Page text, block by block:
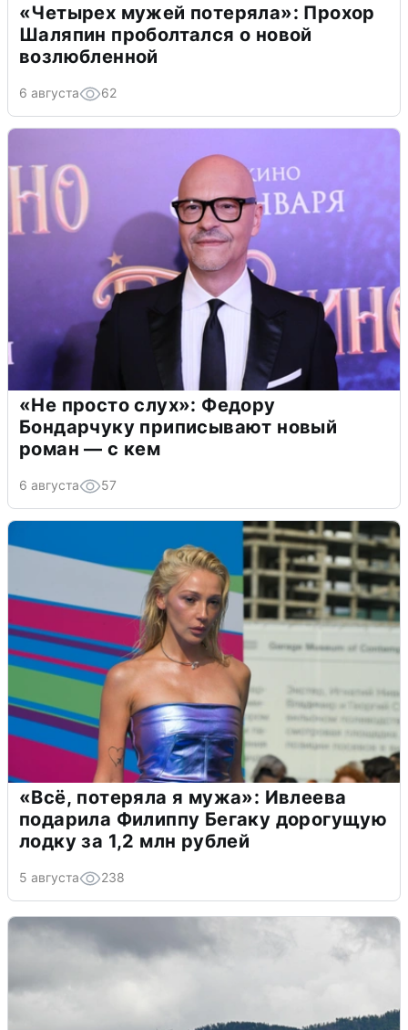
«Четырех мужей потеряла»: Прохор
Шаляпин проболтался о новой
возлюбленной
6 августа 62
«Не просто слух»: Федору
Бондарчуку приписывают новый
роман — с кем
6 августа 57
«Всё, потеряла я мужа»: Ивлеева
подарила Филиппу Бегаку дорогущую
лодку за 1,2 млн рублей
5 августа 238